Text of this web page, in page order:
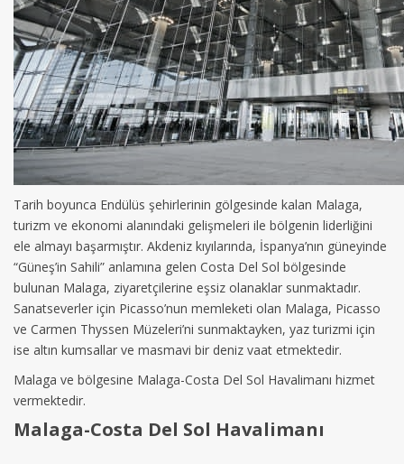
Tarih boyunca Endülüs şehirlerinin gölgesinde kalan Malaga,
turizm ve ekonomi alanındaki gelişmeleri ile bölgenin liderliğini
ele almayı başarmıştır. Akdeniz kıyılarında, İspanya’nın güneyinde
“Güneş’in Sahili” anlamına gelen Costa Del Sol bölgesinde
bulunan Malaga, ziyaretçilerine eşsiz olanaklar sunmaktadır.
Sanatseverler için Picasso’nun memleketi olan Malaga, Picasso
ve Carmen Thyssen Müzeleri’ni sunmaktayken, yaz turizmi için
ise altın kumsallar ve masmavi bir deniz vaat etmektedir.
Malaga ve bölgesine Malaga-Costa Del Sol Havalimanı hizmet
vermektedir.
Malaga-Costa Del Sol Havalimanı